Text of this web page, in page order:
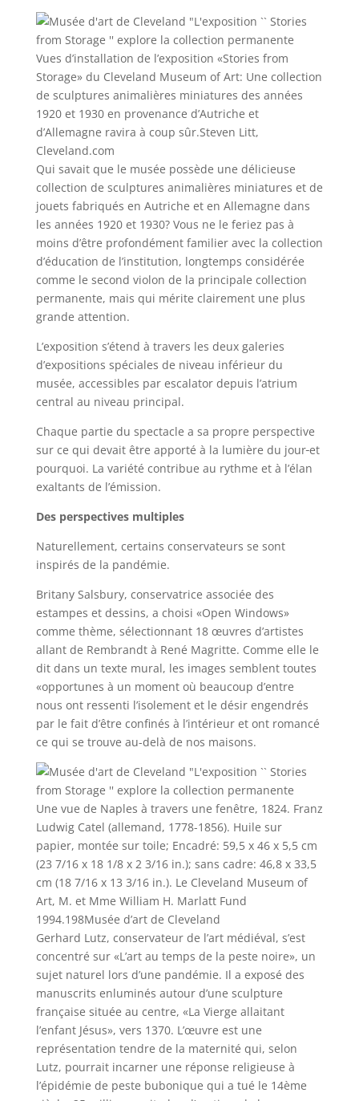
Vues d’installation de l’exposition «Stories from
Storage» du Cleveland Museum of Art: Une collection
de sculptures animalières miniatures des années
1920 et 1930 en provenance d’Autriche et
d’Allemagne ravira à coup sûr.Steven Litt,
Cleveland.com
Qui savait que le musée possède une délicieuse
collection de sculptures animalières miniatures et de
jouets fabriqués en Autriche et en Allemagne dans
les années 1920 et 1930? Vous ne le feriez pas à
moins d’être profondément familier avec la collection
d’éducation de l’institution, longtemps considérée
comme le second violon de la principale collection
permanente, mais qui mérite clairement une plus
grande attention.
L’exposition s’étend à travers les deux galeries
d’expositions spéciales de niveau inférieur du
musée, accessibles par escalator depuis l’atrium
central au niveau principal.
Chaque partie du spectacle a sa propre perspective
sur ce qui devait être apporté à la lumière du jour et
pourquoi. La variété contribue au rythme et à l’élan
exaltants de l’émission.
Des perspectives multiples
Naturellement, certains conservateurs se sont
inspirés de la pandémie.
Britany Salsbury, conservatrice associée des
estampes et dessins, a choisi «Open Windows»
comme thème, sélectionnant 18 œuvres d’artistes
allant de Rembrandt à René Magritte. Comme elle le
dit dans un texte mural, les images semblent toutes
«opportunes à un moment où beaucoup d’entre
nous ont ressenti l’isolement et le désir engendrés
par le fait d’être confinés à l’intérieur et ont romancé
ce qui se trouve au-delà de nos maisons.
Une vue de Naples à travers une fenêtre, 1824. Franz
Ludwig Catel (allemand, 1778-1856). Huile sur
papier, montée sur toile; Encadré: 59,5 x 46 x 5,5 cm
(23 7/16 x 18 1/8 x 2 3/16 in.); sans cadre: 46,8 x 33,5
cm (18 7/16 x 13 3/16 in.). Le Cleveland Museum of
Art, M. et Mme William H. Marlatt Fund
1994.198Musée d’art de Cleveland
Gerhard Lutz, conservateur de l’art médiéval, s’est
concentré sur «L’art au temps de la peste noire», un
sujet naturel lors d’une pandémie. Il a exposé des
manuscrits enluminés autour d’une sculpture
française située au centre, «La Vierge allaitant
l’enfant Jésus», vers 1370. L’œuvre est une
représentation tendre de la maternité qui, selon
Lutz, pourrait incarner une réponse religieuse à
l’épidémie de peste bubonique qui a tué le 14ème